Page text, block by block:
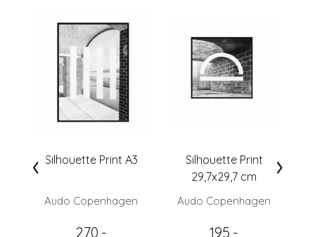
Silhouette Print A3
Audo Copenhagen
270,-
Silhouette Print
29,7x29,7 cm
Audo Copenhagen
195,-
‹ ›